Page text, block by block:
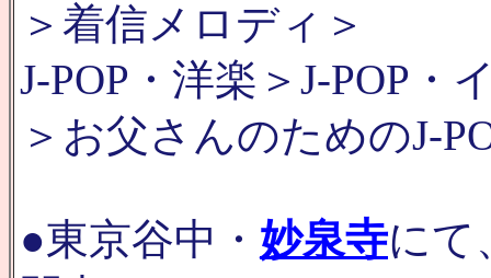
＞着信メロディ＞
J-POP・洋楽＞J-POP・
＞お父さんのためのJ-
●東京谷中・ 妙泉寺にて